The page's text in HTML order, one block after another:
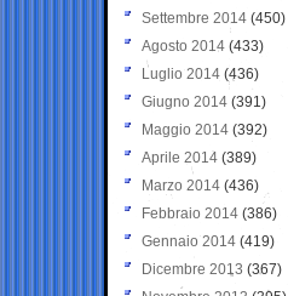
Settembre 2014 (450)
Agosto 2014 (433)
Luglio 2014 (436)
Giugno 2014 (391)
Maggio 2014 (392)
Aprile 2014 (389)
Marzo 2014 (436)
Febbraio 2014 (386)
Gennaio 2014 (419)
Dicembre 2013 (367)